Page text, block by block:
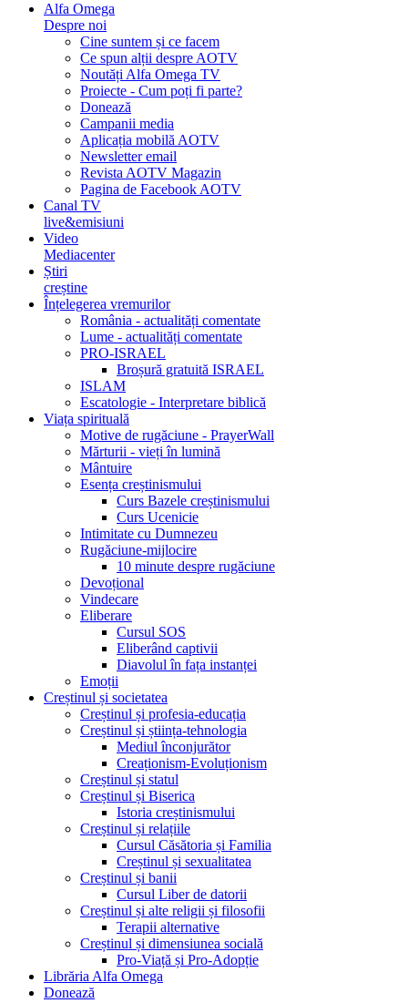
Alfa Omega
Despre noi
Cine suntem și ce facem
Ce spun alții despre AOTV
Noutăți Alfa Omega TV
Proiecte - Cum poți fi parte?
Donează
Campanii media
Aplicația mobilă AOTV
Newsletter email
Revista AOTV Magazin
Pagina de Facebook AOTV
Canal TV
live&emisiuni
Video
Mediacenter
Știri
creștine
Înțelegerea vremurilor
România - actualități comentate
Lume - actualități comentate
PRO-ISRAEL
Broșură gratuită ISRAEL
ISLAM
Escatologie - Interpretare biblică
Viața spirituală
Motive de rugăciune - PrayerWall
Mărturii - vieți în lumină
Mântuire
Esența creștinismului
Curs Bazele creștinismului
Curs Ucenicie
Intimitate cu Dumnezeu
Rugăciune-mijlocire
10 minute despre rugăciune
Devoțional
Vindecare
Eliberare
Cursul SOS
Eliberând captivii
Diavolul în fața instanței
Emoții
Creștinul și societatea
Creștinul și profesia-educația
Creștinul și știința-tehnologia
Mediul înconjurător
Creaționism-Evoluționism
Creștinul și statul
Creștinul și Biserica
Istoria creștinismului
Creștinul și relațiile
Cursul Căsătoria și Familia
Creștinul și sexualitatea
Creștinul și banii
Cursul Liber de datorii
Creștinul și alte religii și filosofii
Terapii alternative
Creștinul și dimensiunea socială
Pro-Viață și Pro-Adopție
Librăria Alfa Omega
Donează